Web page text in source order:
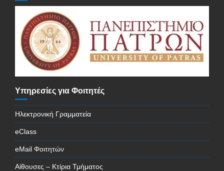
Υπηρεσίες για Φοιτητές
Ηλεκτρονική Γραμματεία
eClass
eMail Φοιτητών
Αίθουσες – Κτίρια Τμήματος